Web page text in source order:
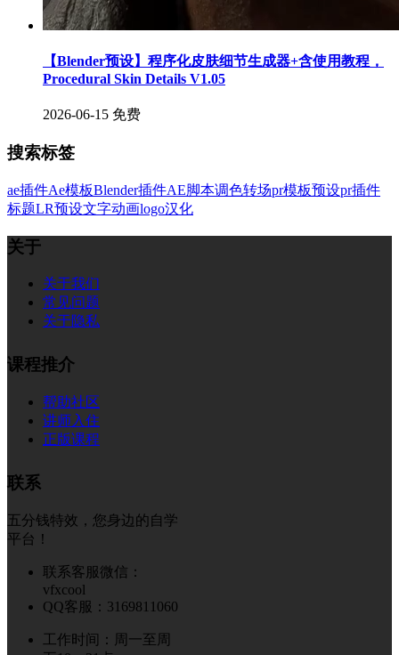
【Blender预设】程序化皮肤细节生成器+含使用教程，
Procedural Skin Details V1.05
2026-06-15 免费
搜索标签
ae插件Ae模板Blender插件AE脚本调色转场pr模板预设pr插件
标题LR预设文字动画logo汉化
关于
关于我们
常见问题
关于隐私
课程推介
帮助社区
讲师入住
正版课程
联系
五分钱特效，您身边的自学
平台！
联系客服微信：
vfxcool
QQ客服：3169811060
工作时间：周一至周